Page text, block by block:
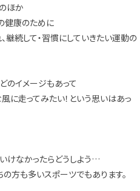
ほか
健康のために
続して・習慣にしていきたい運動の
のイメージもあって
に走ってみたい！という思いはあっ
いけなかったらどうしよう…
方も多いスポーツでもあります。